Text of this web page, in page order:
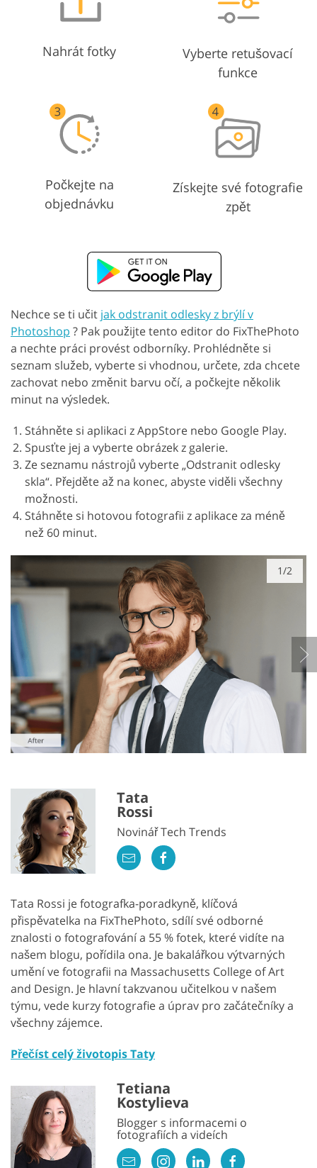
Nahrát fotky
Vyberte retušovací
funkce
Počkejte na
objednávku
Získejte své fotografie
zpět
Nechce se ti učit jak odstranit odlesky z brýlí v
Photoshop ? Pak použijte tento editor do FixThePhoto
a nechte práci provést odborníky. Prohlédněte si
seznam služeb, vyberte si vhodnou, určete, zda chcete
zachovat nebo změnit barvu očí, a počkejte několik
minut na výsledek.
Stáhněte si aplikaci z AppStore nebo Google Play.
Spusťte jej a vyberte obrázek z galerie.
Ze seznamu nástrojů vyberte „Odstranit odlesky
skla“. Přejděte až na konec, abyste viděli všechny
možnosti.
Stáhněte si hotovou fotografii z aplikace za méně
než 60 minut.
1/2
Tata
Rossi
Novinář Tech Trends
Tata Rossi je fotografka-poradkyně, klíčová
přispěvatelka na FixThePhoto, sdílí své odborné
znalosti o fotografování a 55 % fotek, které vidíte na
našem blogu, pořídila ona. Je bakalářkou výtvarných
umění ve fotografii na Massachusetts College of Art
and Design. Je hlavní takzvanou učitelkou v našem
týmu, vede kurzy fotografie a úprav pro začátečníky a
všechny zájemce.
Přečíst celý životopis Taty
Tetiana
Kostylieva
Blogger s informacemi o
fotografiích a videích